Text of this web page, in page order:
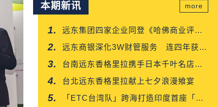
本期新讯
远东集团四家企业同登《哈佛商业评
论》「台湾企业领袖100强」
远东商银深化3W财管服务 连四年获保
险信望爱双奖肯定
台南远东香格里拉携手日本千叶名店
「CROISSANT」 得奖可颂抢先上市
台北远东香格里拉献上七夕浪漫飨宴
「ETC台湾队」跨海打造印度首座「多
more